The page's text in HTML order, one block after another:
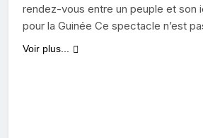
rendez-vous entre un peuple et son
pour la Guinée Ce spectacle n’est
Voir plus...